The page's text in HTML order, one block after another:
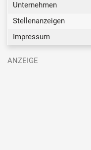
Unternehmen
Stellenanzeigen
Impressum